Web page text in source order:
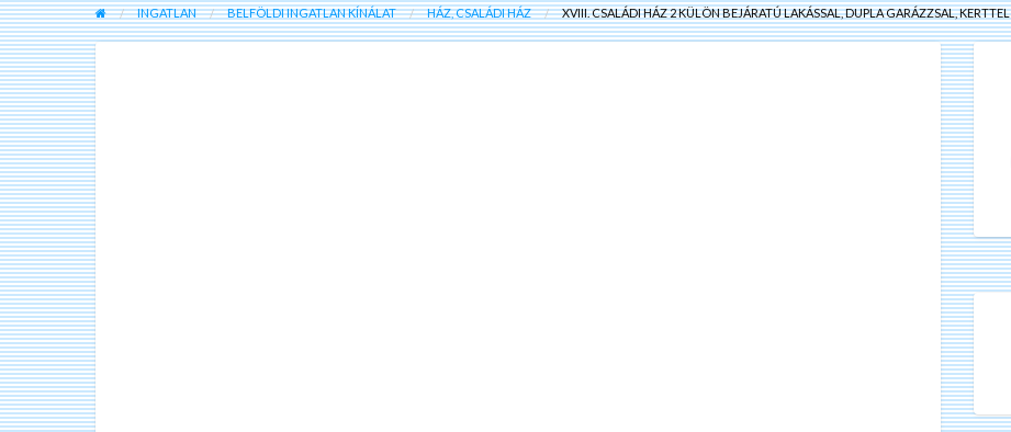
INGATLAN BELFÖLDI INGATLAN KÍNÁLAT HÁZ, CSALÁDI HÁZ XVIII. CSALÁDI HÁZ 2 KÜLÖN BEJÁRATÚ LAKÁSSAL, DUPLA GARÁZZSAL, KERTTEL